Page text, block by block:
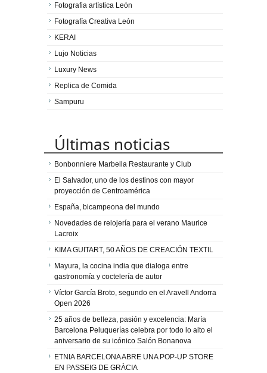
Fotografia artística León
Fotografía Creativa León
KERAI
Lujo Noticias
Luxury News
Replica de Comida
Sampuru
Últimas noticias
Bonbonniere Marbella Restaurante y Club
El Salvador, uno de los destinos con mayor
proyección de Centroamérica
España, bicampeona del mundo
Novedades de relojería para el verano Maurice
Lacroix
KIMA GUITART, 50 AÑOS DE CREACIÓN TEXTIL
Mayura, la cocina india que dialoga entre
gastronomía y coctelería de autor
Víctor García Broto, segundo en el Aravell Andorra
Open 2026
25 años de belleza, pasión y excelencia: María
Barcelona Peluquerías celebra por todo lo alto el
aniversario de su icónico Salón Bonanova
ETNIA BARCELONA ABRE UNA POP-UP STORE
EN PASSEIG DE GRÀCIA